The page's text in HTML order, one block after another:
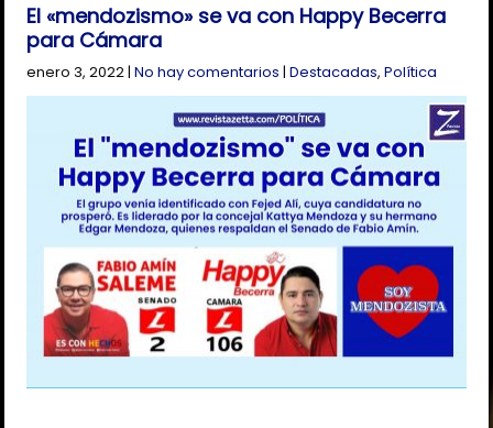
El «mendozismo» se va con Happy Becerra
para Cámara
enero 3, 2022|No hay comentarios |Destacadas,Política